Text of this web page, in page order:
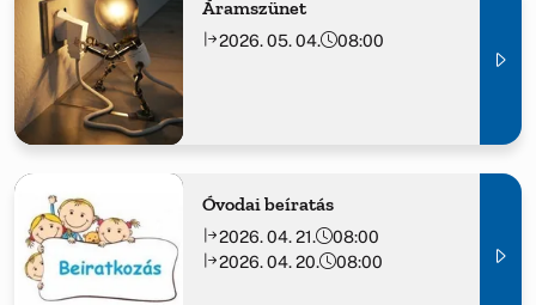
Áramszünet
2026. 05. 04. 08:00
Óvodai beíratás
2026. 04. 21.
08:00
2026. 04. 20.
08:00